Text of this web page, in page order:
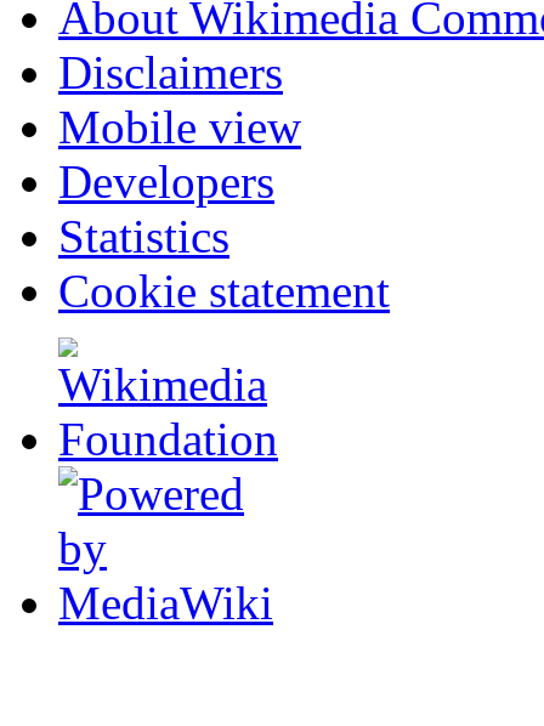
About Wikimedia
Disclaimers
Mobile view
Developers
Statistics
Cookie statement